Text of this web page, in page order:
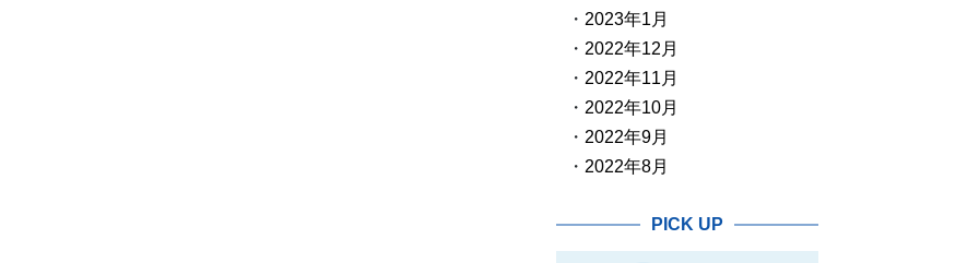
2023年1月
2022年12月
2022年11月
2022年10月
2022年9月
2022年8月
PICK UP